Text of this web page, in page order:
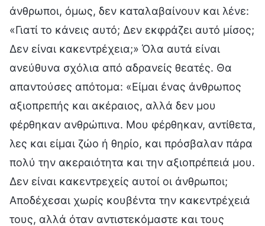
άνθρωποι, όμως, δεν καταλαβαίνουν και λένε:
«Γιατί το κάνεις αυτό; Δεν εκφράζει αυτό μίσος;
Δεν είναι κακεντρέχεια;» Όλα αυτά είναι
ανεύθυνα σχόλια από αδρανείς θεατές. Θα
απαντούσες απότομα: «Είμαι ένας άνθρωπος
αξιοπρεπής και ακέραιος, αλλά δεν μου
φέρθηκαν ανθρώπινα. Μου φέρθηκαν, αντίθετα,
λες και είμαι ζώο ή θηρίο, και πρόσβαλαν πάρα
πολύ την ακεραιότητα και την αξιοπρέπειά μου.
Δεν είναι κακεντρεχείς αυτοί οι άνθρωποι;
Αποδέχεσαι χωρίς κουβέντα την κακεντρέχειά
τους, αλλά όταν αντιστεκόμαστε και τους